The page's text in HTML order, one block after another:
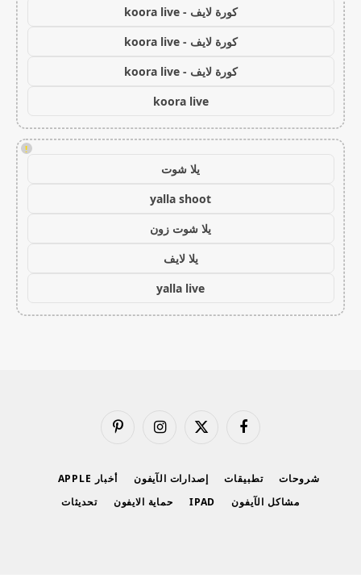
كورة لايف - koora live
كورة لايف - koora live
كورة لايف - koora live
koora live
!
يلا شوت
yalla shoot
يلا شوت زون
يلا لايف
yalla live
فيسبوك
X
الانستغرامبينتيريست
شروحات تطبيقات إصدارات الآيفون
أخبار APPLE
مشاكل الآيفون
IPAD حماية الايفون تحديثات